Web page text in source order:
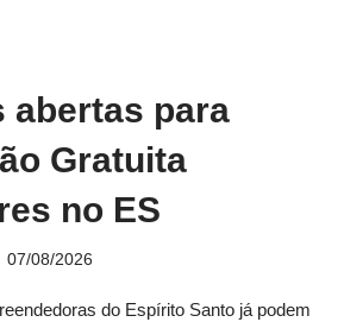
abertas para
Gratuita
no ES
07/08/2026
do Espírito Santo já podem